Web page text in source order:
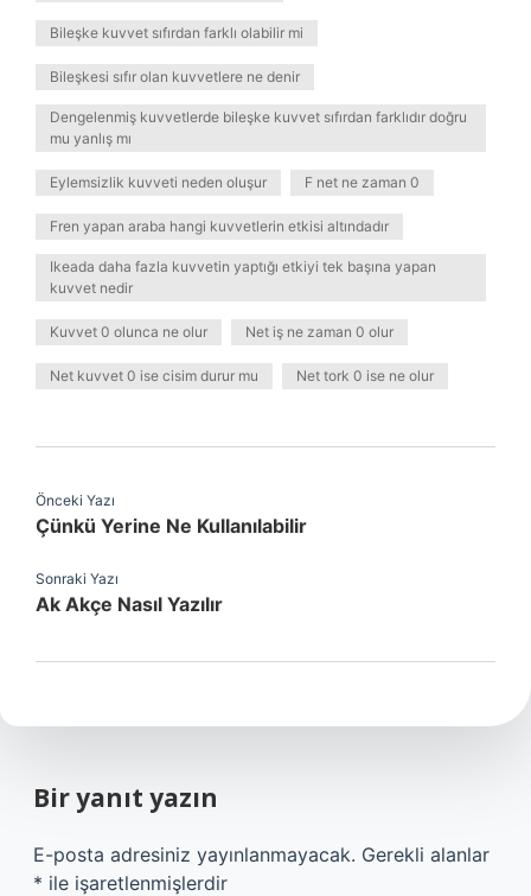
Bileşke kuvvet sıfırdan farklı olabilir mi
Bileşkesi sıfır olan kuvvetlere ne denir
Dengelenmiş kuvvetlerde bileşke kuvvet sıfırdan farklıdır doğru
mu yanlış mı
Eylemsizlik kuvveti neden oluşur F net ne zaman 0
Fren yapan araba hangi kuvvetlerin etkisi altındadır
Ikeada daha fazla kuvvetin yaptığı etkiyi tek başına yapan
kuvvet nedir
Kuvvet 0 olunca ne olur Net iş ne zaman 0 olur
Net kuvvet 0 ise cisim durur mu Net tork 0 ise ne olur
Önceki Yazı
Çünkü Yerine Ne Kullanılabilir
Sonraki Yazı
Ak Akçe Nasıl Yazılır
Bir yanıt yazın
E-posta adresiniz yayınlanmayacak. Gerekli alanlar
* ile işaretlenmişlerdir